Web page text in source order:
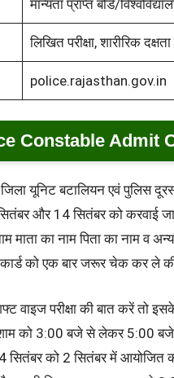
मान्यता प्राप्त बोर्ड/
लिखित परीक्षा, शारीरिक
police.rajasthan.gov.in
Constable Admit
जिला यूनिट बटालियन एवं पुलिस
और 14 सितंबर को करवाई
माता का नाम पिता का नाम व
को एक बार जरूर चेक कर ले
वाइज परीक्षा की बात करें तो
को 3:00 बजे से लेकर 5:00 बजे
सितंबर को 2 सितंबर में